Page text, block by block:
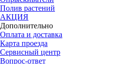
Полив растений
АКЦИЯ
Дополнительно
Оплата и доставка
Карта проезда
Сервисный центр
Вопрос-ответ